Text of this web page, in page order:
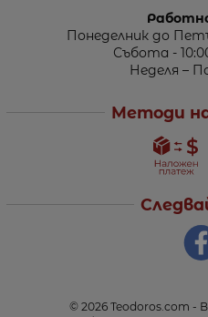
Понеделник до
Събота -
Неделя –
Методи
© 2026 Teodoros.com -